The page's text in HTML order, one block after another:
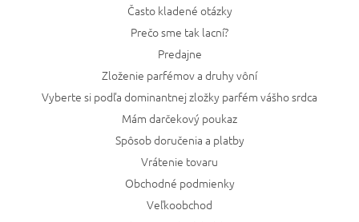
Často kladené otázky
Prečo sme tak lacní?
Predajne
Zloženie parfémov a druhy vôní
Vyberte si podľa dominantnej zložky parfém vášho srdca
Mám darčekový poukaz
Spôsob doručenia a platby
Vrátenie tovaru
Obchodné podmienky
Veľkoobchod